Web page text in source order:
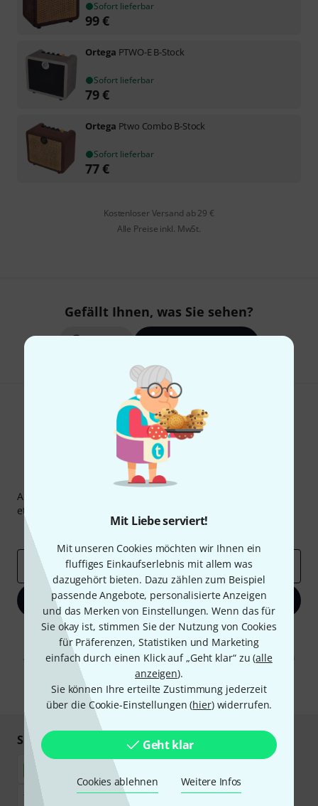
Mit Liebe serviert!
Mit unseren Cookies möchten wir Ihnen ein
fluffiges Einkaufserlebnis mit allem was
dazugehört bieten. Dazu zählen zum Beispiel
passende Angebote, personalisierte Anzeigen
und das Merken von Einstellungen. Wenn das für
Sie okay ist, stimmen Sie der Nutzung von Cookies
für Präferenzen, Statistiken und Marketing
einfach durch einen Klick auf „Geht klar“ zu (alle
anzeigen).
Sie können Ihre erteilte Zustimmung jederzeit
über die Cookie-Einstellungen (hier) widerrufen.
Geht klar
Cookies ablehnen Weitere Infos
Sofort lieferbar
99€
Ortega PTWO-E B-Stock
Sofort lieferbar
79€
Ortega Ptwo Combo B-Stock
Sofort lieferbar
77€
Kostenloser Versand ab 29 €
Alle Preise inkl. MwSt.
Gefällt Ihnen, was Sie sehen?
Teilen
Thomann Newsletter
Abonniere den Thomann Newsletter und gewinne mit
etwas Glück einen von
E-Mail-Adresse*
Jetzt anmelden
Mit Klick auf „Jetzt anmelden“ stimmen Sie dem Erhalt von E-Mail-
Werbung und einer Messung des E-Mail-Nutzungsverhaltens zu. Die
Abmeldung ist jederzeit möglich. Weitere Informationen finden Sie in
Datenschutzhinweisen
* Pflichtfeld
Sicher einkaufen & bezahlen